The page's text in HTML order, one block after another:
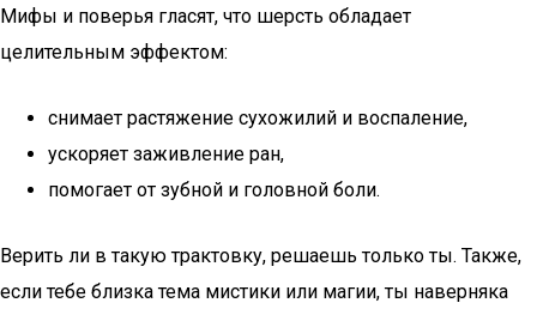
Мифы и поверья гласят, что шерсть обладает
целительным эффектом:
снимает растяжение сухожилий и воспаление,
ускоряет заживление ран,
помогает от зубной и головной боли.
Верить ли в такую трактовку, решаешь только ты. Также,
если тебе близка тема мистики или магии, ты наверняка